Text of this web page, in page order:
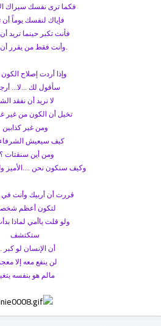
فكما ترى نفسك سيراك
فإياك لنفسك يوماً أن
فأنت تكبر حينما تريد
.وأنت فقط من يقرر
وإذا أردت إصلاح الكون
سأقول لك ...لا...
لا نريد أن نفقد
تخيل أن الكون من غير
ومن غير كذابين
كيف سيعيش
ومن أين سنقتات
وكيف سنكون نحن ....الأميز
قررت أن أربيك وأنت
لتكون أعظم
ولو قلت ياأمي لماذا
ستكتشف
أن الإنسان لو كبر
لن ينفع معه إلا
مالم هو بنفسه